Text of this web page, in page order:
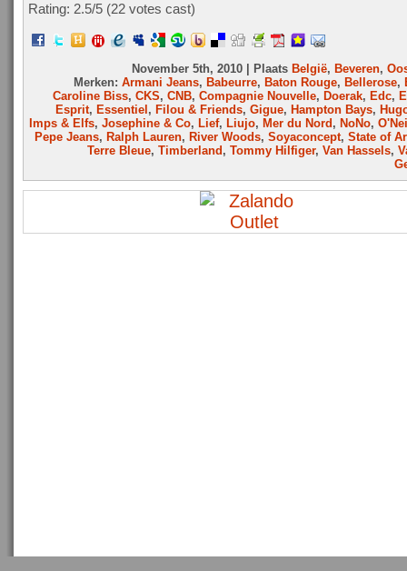
Rating: 2.5/5 (22 votes cast)
November 5th, 2010 | Plaats België, Beveren,
Merken: Armani Jeans, Babeurre, Baton Rouge, Bellerose,
Caroline Biss, CKS, CNB, Compagnie Nouvelle, Doerak, Edc,
Esprit, Essentiel , Filou & Friends, Gigue, Hampton Bays,
Imps & Elfs, Josephine & Co, Lief, Liujo, Mer du Nord , NoNo,
Pepe Jeans, Ralph Lauren, River Woods, Soyaconcept, State of
Terre Bleue, Timberland , Tommy Hilfiger, Van Hassels,